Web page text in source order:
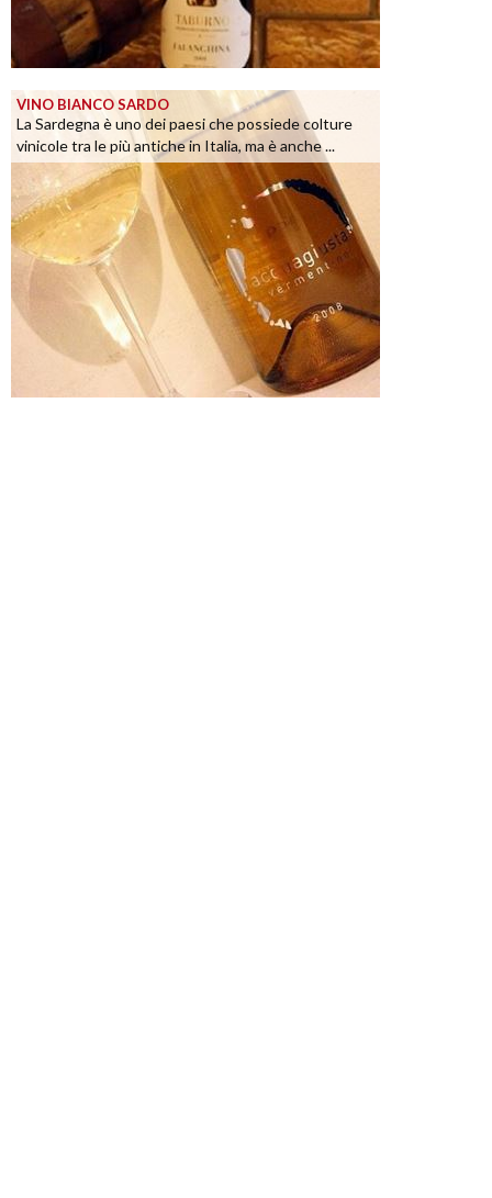
VINO BIANCO SARDO
La Sardegna è uno dei paesi che possiede colture
vinicole tra le più antiche in Italia, ma è anche ...